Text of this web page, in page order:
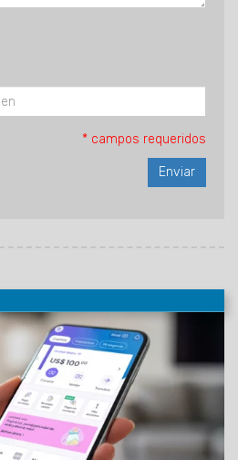
* campos requeridos
por la apertura de la cuenta
dólar MEP, se debitará
en cuenta. A partir de hoy, las
Pay, la billetera virtual
posibilidad de comprar y
de la app.